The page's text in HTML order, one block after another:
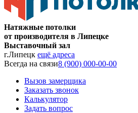
Натяжные потолки
от производителя в Липецке
Выставочный зал
г.Липецк ещё адреса
Всегда на связи8 (900) 000-00-00
Вызов замерщика
Заказать звонок
Калькулятор
Задать вопрос